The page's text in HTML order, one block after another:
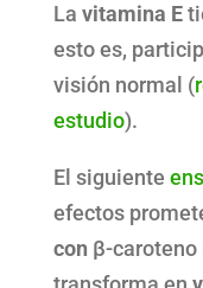
La vitamina E
esto es,
visión normal (
estudio).
El siguiente
efectos
con β-